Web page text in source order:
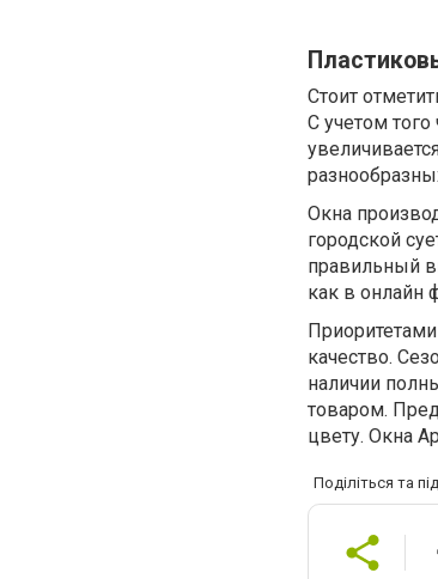
Стоит
С учетом
Окна
городской
правильный
как в онлайн
качество.
наличии
товаром.
цвету. Окна
Поділіться та